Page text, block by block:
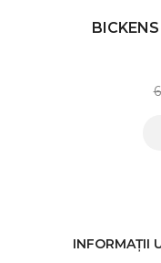
INFORMAȚII